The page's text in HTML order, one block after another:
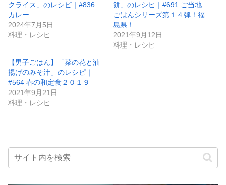
クライス」のレシピ｜#836
カレー
2024年7月5日
料理・レシピ
餅」のレシピ｜#691 ご当地
ごはんシリーズ第１４弾！福
島県！
2021年9月12日
料理・レシピ
【男子ごはん】「菜の花と油
揚げのみそ汁」のレシピ｜
#564 春の和定食２０１９
2021年9月21日
料理・レシピ